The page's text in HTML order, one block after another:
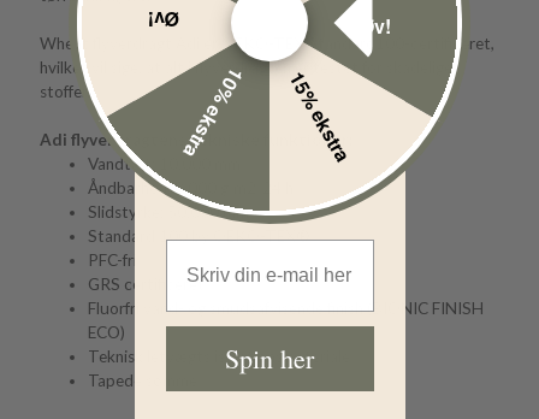
Wheat flyverdragt Adi er OEKO-TEX Standard100-certificeret,
hvilket vil sige, at alt i flyverdragten er testet for skadelige
stoffer.
Adi flyverdragtens tekniske funktioner:
Vandtæt: 10.000 mm
Åndbarhed: 8.000 g/m2/24 h
Slidstyrke: 50.000 mm
Standard 100 by OEKO-TEX®
PFC-fri
GRS certificeret
Fluorfri vand- og smudsafvisende finish (BIONIC FINISH
ECO)
Teknisk letvægts isolationsmateriale
Tapede sømme
Øv!
15% ekstra
10% ekstra
Øv!
Spin her